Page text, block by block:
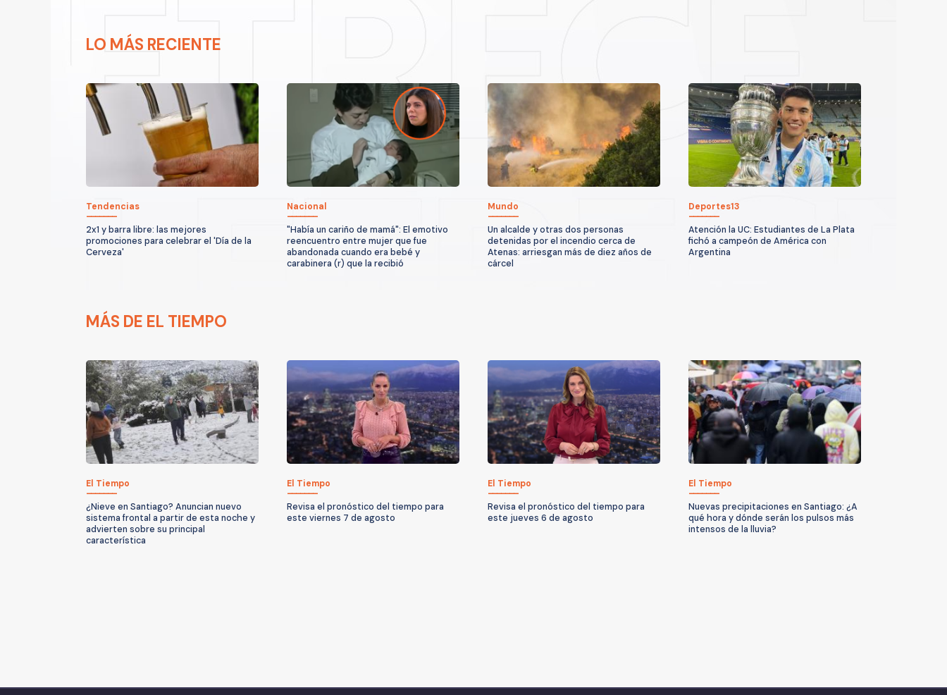
LO MÁS RECIENTE
Tendencias
2x1 y barra libre: las mejores
promociones para celebrar el 'Día de la
Cerveza'
Nacional
"Había un cariño de mamá": El emotivo
reencuentro entre mujer que fue
abandonada cuando era bebé y
carabinera (r) que la recibió
Mundo
Un alcalde y otras dos personas
detenidas por el incendio cerca de
Atenas: arriesgan más de diez años de
cárcel
Deportes13
Atención la UC: Estudiantes de La Plata
fichó a campeón de América con
Argentina
MÁS DE EL TIEMPO
El Tiempo
¿Nieve en Santiago? Anuncian nuevo
sistema frontal a partir de esta noche y
advierten sobre su principal
característica
El Tiempo
Revisa el pronóstico del tiempo para
este viernes 7 de agosto
El Tiempo
Revisa el pronóstico del tiempo para
este jueves 6 de agosto
El Tiempo
Nuevas precipitaciones en Santiago: ¿A
qué hora y dónde serán los pulsos más
intensos de la lluvia?